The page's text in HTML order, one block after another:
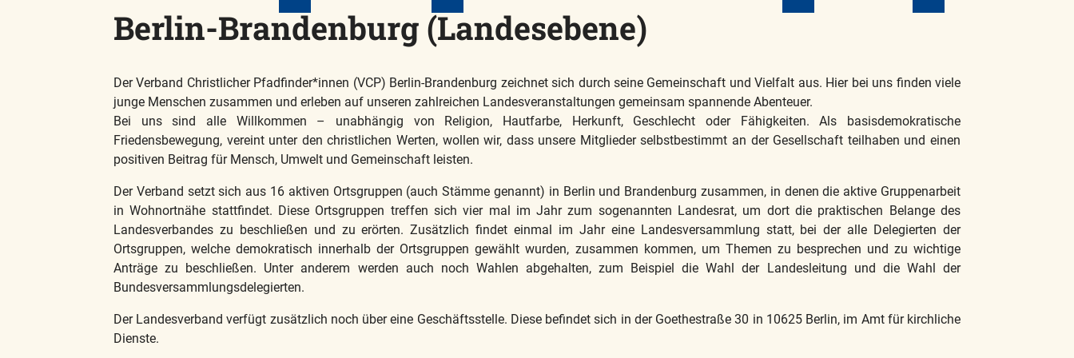
Berlin-Brandenburg (Landesebene)
Der Verband Christlicher Pfadfinder*innen (VCP) Berlin-Brandenburg zeichnet sich durch seine Gemeinschaft und Vielfalt aus. Hier bei uns finden viele
junge Menschen zusammen und erleben auf unseren zahlreichen Landesveranstaltungen gemeinsam spannende Abenteuer.
Bei uns sind alle Willkommen – unabhängig von Religion, Hautfarbe, Herkunft, Geschlecht oder Fähigkeiten. Als basisdemokratische
Friedensbewegung, vereint unter den christlichen Werten, wollen wir, dass unsere Mitglieder selbstbestimmt an der Gesellschaft teilhaben und einen
positiven Beitrag für Mensch, Umwelt und Gemeinschaft leisten.
Der Verband setzt sich aus 16 aktiven Ortsgruppen (auch Stämme genannt) in Berlin und Brandenburg zusammen, in denen die aktive Gruppenarbeit
in Wohnortnähe stattfindet. Diese Ortsgruppen treffen sich vier mal im Jahr zum sogenannten Landesrat, um dort die praktischen Belange des
Landesverbandes zu beschließen und zu erörten. Zusätzlich findet einmal im Jahr eine Landesversammlung statt, bei der alle Delegierten der
Ortsgruppen, welche demokratisch innerhalb der Ortsgruppen gewählt wurden, zusammen kommen, um Themen zu besprechen und zu wichtige
Anträge zu beschließen. Unter anderem werden auch noch Wahlen abgehalten, zum Beispiel die Wahl der Landesleitung und die Wahl der
Bundesversammlungsdelegierten.
Der Landesverband verfügt zusätzlich noch über eine Geschäftsstelle. Diese befindet sich in der Goethestraße 30 in 10625 Berlin, im Amt für kirchliche
Dienste.